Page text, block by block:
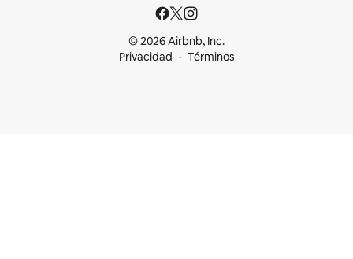
© 2026 Airbnb, Inc.
Privacidad
Términos